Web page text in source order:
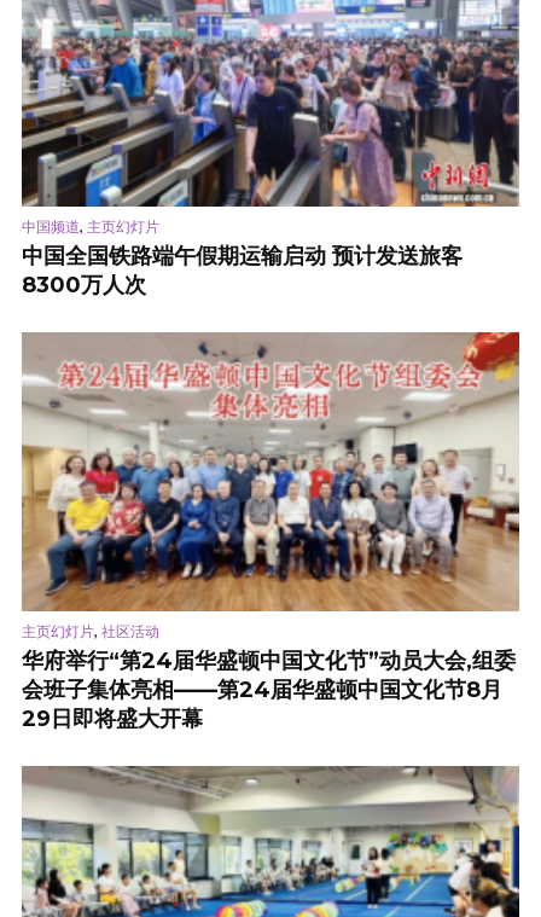
中国频道, 主页幻灯片
中国全国铁路端午假期运输启动 预计发送旅客
8300万人次
主页幻灯片, 社区活动
华府举行“第24届华盛顿中国文化节”动员大会,组委
会班子集体亮相——第24届华盛顿中国文化节8月
29日即将盛大开幕